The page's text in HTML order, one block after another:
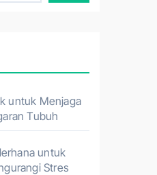
untuk Menjaga
Tubuh
untuk
Stres